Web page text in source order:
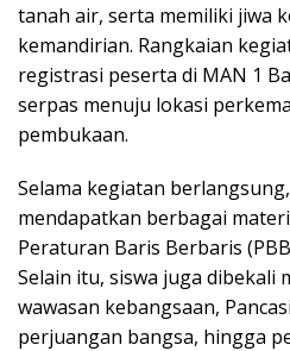
tanah air, serta memiliki jiwa
kemandirian. Rangkaian
registrasi peserta di MAN 1
serpas menuju lokasi
pembukaan.
Selama kegiatan
mendapatkan berbagai
Peraturan Baris Berbaris
Selain itu, siswa juga dibekali
wawasan kebangsaan,
perjuangan bangsa, hingga